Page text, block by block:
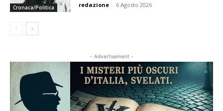
Cronaca/Politica redazione - 6 Agosto 2026
- Advertisement -